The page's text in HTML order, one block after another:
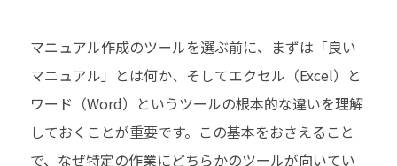
マニュアル作成のツールを選ぶ前に、まずは「良い
マニュアル」とは何か、そしてエクセル（Excel）と
ワード（Word）というツールの根本的な違いを理解
しておくことが重要です。この基本をおさえること
で、なぜ特定の作業にどちらかのツールが向いてい